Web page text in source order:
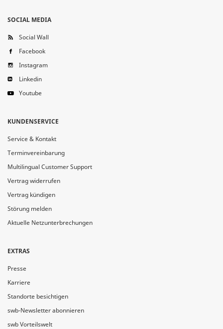
SOCIAL MEDIA
Social Wall
Facebook
Instagram
Linkedin
Youtube
KUNDENSERVICE
Service & Kontakt
Terminvereinbarung
Multilingual Customer Support
Vertrag widerrufen
Vertrag kündigen
Störung melden
Aktuelle Netzunterbrechungen
EXTRAS
Presse
Karriere
Standorte besichtigen
swb-Newsletter abonnieren
swb Vorteilswelt